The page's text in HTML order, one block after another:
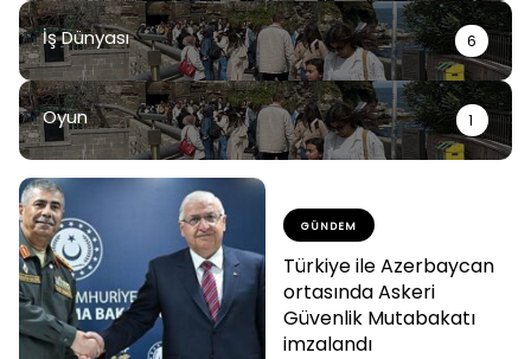
İş Dünyası 6
Oyun 1
GÜNDEM
Türkiye ile Azerbaycan
ortasında Askeri
Güvenlik Mutabakatı
imzalandı